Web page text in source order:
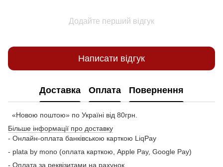
Додайте перший відгук
Написати відгук
Доставка Оплата Повернення
«Новою поштою» по Україні від 80грн.
Більше інформації про доставку
- Онлайн-оплата банківською карткою LiqPay
- plata by mono (оплата карткою, Apple Pay, Google Pay)
- Оплата за реквізитами на рахунок